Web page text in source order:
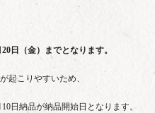
日（金）までとなります。
起こりやすいため、
日納品が納品開始日となります。